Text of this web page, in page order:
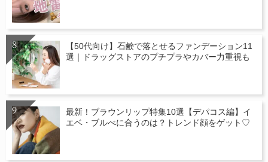
【50代向け】石鹸で落とせるファンデーション11
選｜ドラッグストアのプチプラやカバー力重視も
最新！ブラウンリップ特集10選【デパコス編】イ
エベ・ブルべに合うのは？トレンド顔をゲット♡